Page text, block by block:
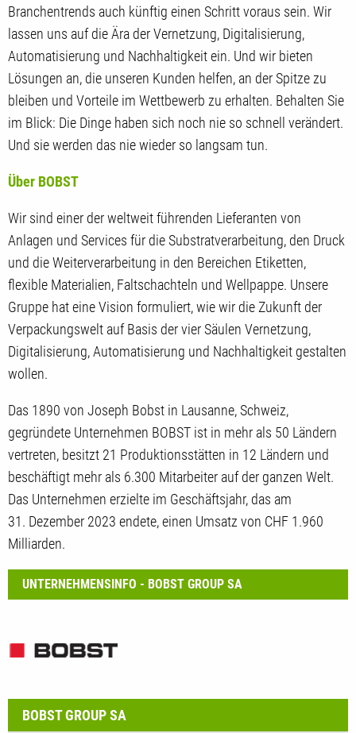
Branchentrends auch künftig einen Schritt voraus sein. Wir
lassen uns auf die Ära der Vernetzung, Digitalisierung,
Automatisierung und Nachhaltigkeit ein. Und wir bieten
Lösungen an, die unseren Kunden helfen, an der Spitze zu
bleiben und Vorteile im Wettbewerb zu erhalten. Behalten Sie
im Blick: Die Dinge haben sich noch nie so schnell verändert.
Und sie werden das nie wieder so langsam tun.
Über BOBST
Wir sind einer der weltweit führenden Lieferanten von
Anlagen und Services für die Substratverarbeitung, den Druck
und die Weiterverarbeitung in den Bereichen Etiketten,
flexible Materialien, Faltschachteln und Wellpappe. Unsere
Gruppe hat eine Vision formuliert, wie wir die Zukunft der
Verpackungswelt auf Basis der vier Säulen Vernetzung,
Digitalisierung, Automatisierung und Nachhaltigkeit gestalten
wollen.
Das 1890 von Joseph Bobst in Lausanne, Schweiz,
gegründete Unternehmen BOBST ist in mehr als 50 Ländern
vertreten, besitzt 21 Produktionsstätten in 12 Ländern und
beschäftigt mehr als 6.300 Mitarbeiter auf der ganzen Welt.
Das Unternehmen erzielte im Geschäftsjahr, das am
31. Dezember 2023 endete, einen Umsatz von CHF 1.960
Milliarden.
UNTERNEHMENSINFO - BOBST GROUP SA
BOBST GROUP SA